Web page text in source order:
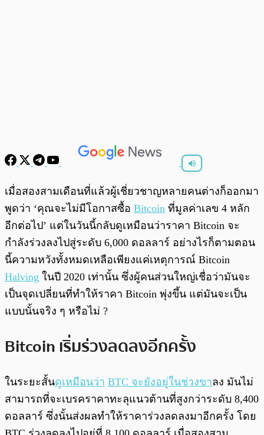
0:00 /0:00
เมื่อสองสามเดือนที่แล้วผู้เชี่ยวชาญหลายคนต่างก็ออกมา
พูดว่า ‘คุณจะไม่มีโอกาสซื้อ Bitcoin ที่มูลค่าเลข 4 หลัก
อีกต่อไป’ แต่ในวันนี้กลับดูเหมือนว่าราคา Bitcoin จะ
กำลังร่วงลงไปสู่ระดับ 6,000 ดอลลาร์ อย่างไรก็ตามตอน
นี้ความหวังทั้งหมดเหลือเพียงแค่เหตุการณ์ Bitcoin
Halving ในปี 2020 เท่านั้น ซึ่งผู้คนส่วนใหญ่เชื่อว่ามันจะ
เป็นจุดเปลี่ยนที่ทำให้ราคา Bitcoin พุ่งขึ้น แต่มันจะเป็น
แบบนั้นจริง ๆ หรือไม่ ?
Bitcoin เริ่มร่วงลดลงอีกครั้ง
ในระยะสั้นดูเหมือนว่า BTC จะยังอยู่ในช่วงขาลง มันไม่
สามารถที่จะเบรคราคาทะลุแนวต้านที่สูงกว่าระดับ 8,400
ดอลลาร์ ซึ่งนั้นส่งผลทำให้ราคาร่วงลดลงมาอีกครั้ง โดย